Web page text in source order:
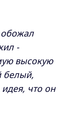
обожал
-
высокую
белый,
что он